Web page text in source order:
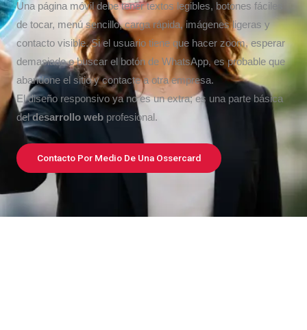
Una página móvil debe tener textos legibles, botones fáciles
de tocar, menú sencillo, carga rápida, imágenes ligeras y
contacto visible. Si el usuario tiene que hacer zoom, esperar
demasiado o buscar el botón de WhatsApp, es probable que
abandone el sitio y contacte a otra empresa.
El diseño responsivo ya no es un extra; es una parte básica
deldesarrollo web profesional.
Contacto Por Medio De Una Ossercard